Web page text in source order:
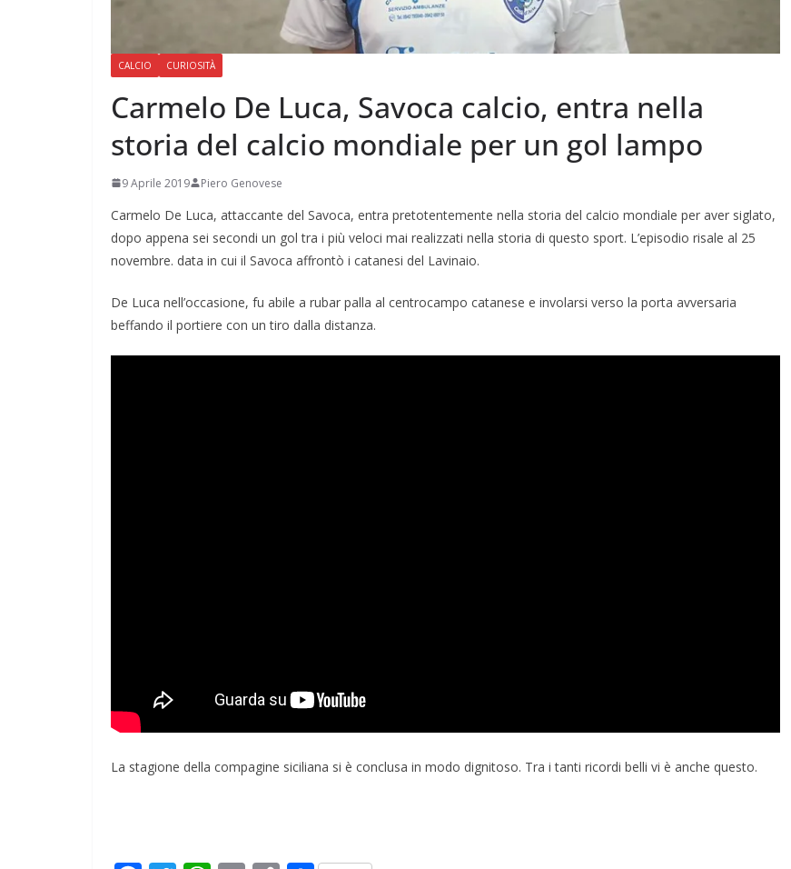
CALCIO CURIOSITÀ
Carmelo De Luca, Savoca calcio, entra nella
storia del calcio mondiale per un gol lampo
9 Aprile 2019 Piero Genovese
Carmelo De Luca, attaccante del Savoca, entra pretotentemente nella storia del calcio mondiale per aver siglato,
dopo appena sei secondi un gol tra i più veloci mai realizzati nella storia di questo sport. L’episodio risale al 25
novembre. data in cui il Savoca affrontò i catanesi del Lavinaio.
De Luca nell’occasione, fu abile a rubar palla al centrocampo catanese e involarsi verso la porta avversaria
beffando il portiere con un tiro dalla distanza.
La stagione della compagine siciliana si è conclusa in modo dignitoso. Tra i tanti ricordi belli vi è anche questo.